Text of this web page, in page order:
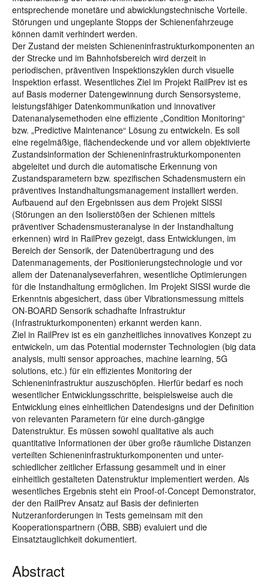
entsprechende monetäre und abwicklungstechnische Vorteile.
Störungen und ungeplante Stopps der Schienenfahrzeuge
können damit verhindert werden.
Der Zustand der meisten Schieneninfrastrukturkomponenten an
der Strecke und im Bahnhofsbereich wird derzeit in
periodischen, präventiven Inspektionszyklen durch visuelle
Inspektion erfasst. Wesentliches Ziel im Projekt RailPrev ist es
auf Basis moderner Datengewinnung durch Sensorsysteme,
leistungsfähiger Datenkommunikation und innovativer
Datenanalysemethoden eine effiziente „Condition Monitoring“
bzw. „Predictive Maintenance“ Lösung zu entwickeln. Es soll
eine regelmäßige, flächendeckende und vor allem objektivierte
Zustandsinformation der Schieneninfrastrukturkomponenten
abgeleitet und durch die automatische Erkennung von
Zustandsparametern bzw. spezifischen Schadensmustern ein
präventives Instandhaltungsmanagement installiert werden.
Aufbauend auf den Ergebnissen aus dem Projekt SISSI
(Störungen an den Isolierstößen der Schienen mittels
präventiver Schadensmusteranalyse in der Instandhaltung
erkennen) wird in RailPrev gezeigt, dass Entwicklungen, im
Bereich der Sensorik, der Datenübertragung und des
Datenmanagements, der Positionierungstechnologie und vor
allem der Datenanalyseverfahren, wesentliche Optimierungen
für die Instandhaltung ermöglichen. Im Projekt SISSI wurde die
Erkenntnis abgesichert, dass über Vibrationsmessung mittels
ON-BOARD Sensorik schadhafte Infrastruktur
(Infrastrukturkomponenten) erkannt werden kann.
Ziel in RailPrev ist es ein ganzheitliches innovatives Konzept zu
entwickeln, um das Potential modernster Technologien (big data
analysis, multi sensor approaches, machine learning, 5G
solutions, etc.) für ein effizientes Monitoring der
Schieneninfrastruktur auszuschöpfen. Hierfür bedarf es noch
wesentlicher Entwicklungsschritte, beispielsweise auch die
Entwicklung eines einheitlichen Datendesigns und der Definition
von relevanten Parametern für eine durch-gängige
Datenstruktur. Es müssen sowohl qualitative als auch
quantitative Informationen der über große räumliche Distanzen
verteilten Schieneninfrastrukturkomponenten und unter-
schiedlicher zeitlicher Erfassung gesammelt und in einer
einheitlich gestalteten Datenstruktur implementiert werden. Als
wesentliches Ergebnis steht ein Proof-of-Concept Demonstrator,
der den RailPrev Ansatz auf Basis der definierten
Nutzeranforderungen in Tests gemeinsam mit den
Kooperationspartnern (ÖBB, SBB) evaluiert und die
Einsatztauglichkeit dokumentiert.
Abstract